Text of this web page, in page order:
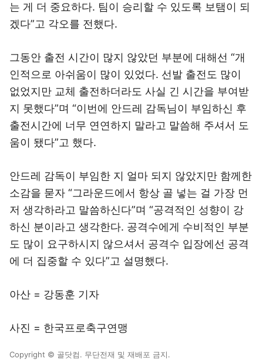
는 게 더 중요하다. 팀이 승리할 수 있도록 보탬이 되
겠다”고 각오를 전했다.
그동안 출전 시간이 많지 않았던 부분에 대해선 “개
인적으로 아쉬움이 많이 있었다. 선발 출전도 많이
없었지만 교체 출전하더라도 사실 긴 시간을 부여받
지 못했다”며 “이번에 안드레 감독님이 부임하신 후
출전시간에 너무 연연하지 말라고 말씀해 주셔서 도
움이 됐다”고 했다.
안드레 감독이 부임한 지 얼마 되지 않았지만 함께한
소감을 묻자 “그라운드에서 항상 골 넣는 걸 가장 먼
저 생각하라고 말씀하신다”며 “공격적인 성향이 강
하신 분이라고 생각한다. 공격수에게 수비적인 부분
도 많이 요구하시지 않으셔서 공격수 입장에선 공격
에 더 집중할 수 있다”고 설명했다.
아산 = 강동훈 기자
사진 = 한국프로축구연맹
Copyright © 골닷컴. 무단전재 및 재배포 금지.